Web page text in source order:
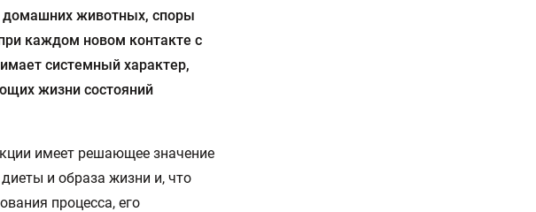
животных, споры
каждом новом контакте с
системный характер,
жизни состояний
имеет решающее значение
и образа жизни и, что
процесса, его